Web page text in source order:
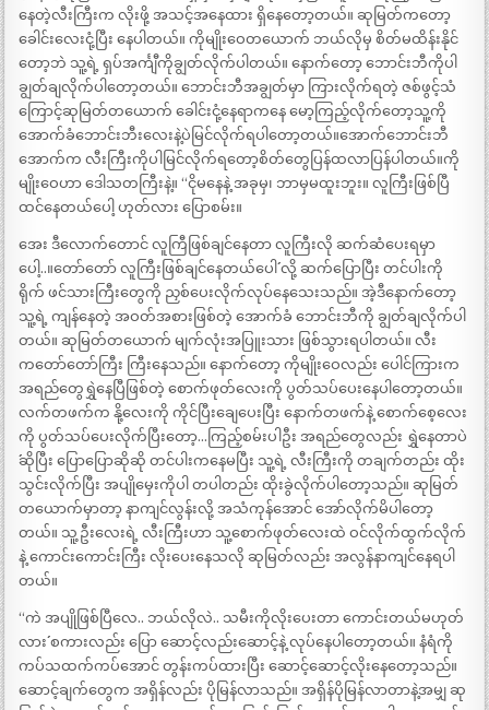
နေတဲ့လီးကြီးက လိုးဖို့ အသင့်အနေထား ရှိနေတော့တယ်။ ဆုမြတ်ကတော့
ခေါင်းလေးငုံ့ပြီး နေပါတယ်။ ကိုမျိုးဝေတယောက် ဘယ်လိုမှ စိတ်မထိန်းနိုင်
တော့ဘဲ သူ့ရဲ့ ရှပ်အင်္ကျီကိုချွတ်လိုက်ပါတယ်။ နောက်တော့ ဘောင်းဘီကိုပါ
ချွတ်ချလိုက်ပါတော့တယ်။ ဘောင်းဘီအချွတ်မှာ ကြားလိုက်ရတဲ့ ဇစ်ဖွင့်သံ
ကြောင့်ဆုမြတ်တယောက် ခေါင်းငုံ့နေရာကနေ မော့ကြည့်လိုက်တော့သူ့ကို
အောက်ခံဘောင်းဘီးလေးနဲ့ပဲမြင်လိုက်ရပါတော့တယ်။အောက်ဘောင်းဘီ
အောက်က လီးကြီးကိုပါမြင်လိုက်ရတော့စိတ်တွေပြန်ထလာပြန်ပါတယ်။ကို
မျိုးဝေဟာ ဒေါသတကြီးနဲ့။ “ငိုမနေနဲ့ အခုမှ၊ ဘာမှမထူးဘူး။ လူကြီးဖြစ်ပြီ
ထင်နေတယ်ပေါ့ ဟုတ်လား ပြောစမ်း။
အေး ဒီလောက်တောင် လူကြီဖြစ်ချင်နေတာ လူကြီးလို ဆက်ဆံပေးရမှာ
ပေါ့..။တော်တော် လူကြီးဖြစ်ချင်နေတယ်ပေါ´´ လို့ ဆက်ပြောပြီး တင်ပါးကို
ရိုက် ဖင်သားကြီးတွေကို ညှစ်ပေးလိုက်လုပ်နေသေးသည်။ အဲ့ဒီနောက်တော့
သူ့ရဲ့ ကျန်နေတဲ့ အဝတ်အစားဖြစ်တဲ့ အောက်ခံ ဘောင်းဘီကို ချွတ်ချလိုက်ပါ
တယ်။ ဆုမြတ်တယောက် မျက်လုံးအပြူးသား ဖြစ်သွားရပါတယ်။ လီး
ကတော်တော်ကြီး ကြီးနေသည်။ နောက်တော့ ကိုမျိုးဝေလည်း ပေါင်ကြားက
အရည်တွေရွှဲနေပြီဖြစ်တဲ့ စောက်ဖုတ်လေးကို ပွတ်သပ်ပေးနေပါတော့တယ်။
လက်တဖက်က နို့လေးကို ကိုင်ပြီးချေပေးပြီး နောက်တဖက်နဲ့ စောက်စေ့လေး
ကို ပွတ်သပ်ပေးလိုက်ပြီးတော့…ကြည့်စမ်းပါဦး အရည်တွေလည်း ရွှဲနေတာပဲ
´´ဆိုပြီး ပြောပြောဆိုဆို တင်ပါးကနေမပြီး သူ့ရဲ့ လီးကြီးကို တချက်တည်း ထိုး
သွင်းလိုက်ပြီး အပျိုမှေးကိုပါ တပါတည်း ထိုးခွဲလိုက်ပါတော့သည်။ ဆုမြတ်
တယောက်မှာတာ့ နာကျင်လွန်းလို့ အသံကုန်အောင် အော်လိုက်မိပါတော့
တယ်။ သူ့ဦးလေးရဲ့ လီးကြီးဟာ သူ့စောက်ဖုတ်လေးထဲ ဝင်လိုက်ထွက်လိုက်
နဲ့ ကောင်းကောင်းကြီး လိုးပေးနေသလို ဆုမြတ်လည်း အလွန်နာကျင်နေရပါ
တယ်။
“ကဲ အပျိုဖြစ်ပြီလေ.. ဘယ်လိုလဲ.. သမီးကိုလိုးပေးတာ ကောင်းတယ်မဟုတ်
လား´´ စကားလည်း ပြော ဆောင့်လည်းဆောင့်နဲ့ လုပ်နေပါတော့တယ်။ နံရံကို
ကပ်သထက်ကပ်အောင် တွန်းကပ်ထားပြီး ဆောင့်ဆောင့်လိုးနေတော့သည်။
ဆောင့်ချက်တွေက အရှိန်လည်း ပိုမြန်လာသည်။ အရှိန်ပိုမြန်လာတာနဲ့အမျှ ဆု